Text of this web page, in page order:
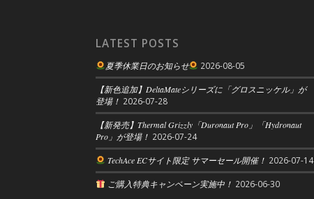
LATEST POSTS
夏季休業日のお知らせ 2026-08-05
【新色追加】DeltaMateシリーズに「グロスニッケル」が
登場！ 2026-07-28
【新発売】Thermal Grizzly「Duronaut Pro」「Hydronaut
Pro」が登場！ 2026-07-24
TechAce ECサイト限定 サマーセール開催！ 2026-07-14
ご購入特典キャンペーン実施中！ 2026-06-30